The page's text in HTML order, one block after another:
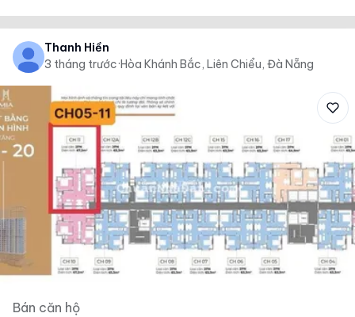
Thanh Hiền
3 tháng trước·Hòa Khánh Bắc, Liên Chiểu, Đà Nẵng
Bán căn hộ